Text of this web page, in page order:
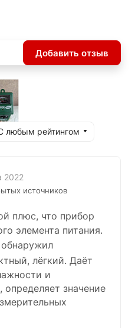
любым рейтингом
2022
источников
плюс, что прибор
элемента питания.
лёгкий. Даёт
и
значение
Добавить отзыв